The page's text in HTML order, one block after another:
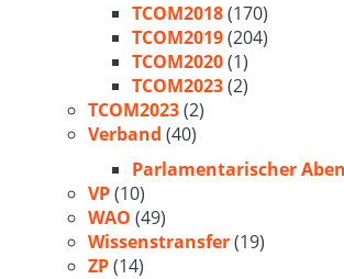
TCOM2018(170)
TCOM2019(204)
TCOM2020(1)
TCOM2023(2)
TCOM2023(2)
Verband (40)
Parlamentarischer
VP(10)
WAO (49)
Wissenstransfer(19)
ZP(14)